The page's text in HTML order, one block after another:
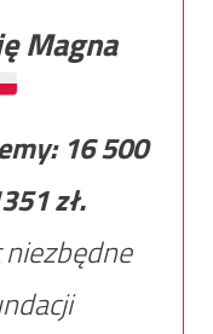
Magna
16 500
zł.